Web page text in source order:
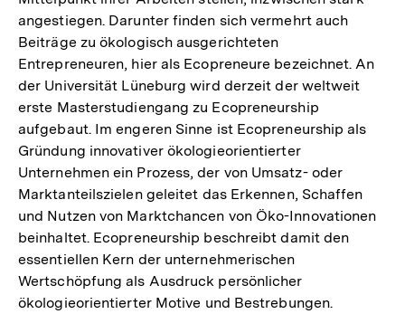
angestiegen. Darunter finden sich vermehrt auch
Beiträge zu ökologisch ausgerichteten
Entrepreneuren, hier als Ecopreneure bezeichnet. An
der Universität Lüneburg wird derzeit der weltweit
erste Masterstudiengang zu Ecopreneurship
aufgebaut. Im engeren Sinne ist Ecopreneurship als
Gründung innovativer ökologieorientierter
Unternehmen ein Prozess, der von Umsatz- oder
Marktanteilszielen geleitet das Erkennen, Schaffen
und Nutzen von Marktchancen von Öko-Innovationen
beinhaltet. Ecopreneurship beschreibt damit den
essentiellen Kern der unternehmerischen
Wertschöpfung als Ausdruck persönlicher
ökologieorientierter Motive und Bestrebungen.